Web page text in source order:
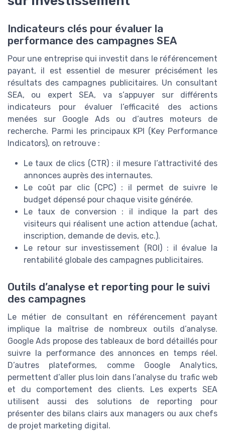
Indicateurs clés pour évaluer la
performance des campagnes SEA
Pour une entreprise qui investit dans le référencement
payant, il est essentiel de mesurer précisément les
résultats des campagnes publicitaires. Un consultant
SEA, ou expert SEA, va s’appuyer sur différents
indicateurs pour évaluer l’efficacité des actions
menées sur Google Ads ou d’autres moteurs de
recherche. Parmi les principaux KPI (Key Performance
Indicators), on retrouve :
Le taux de clics (CTR) : il mesure l’attractivité des
annonces auprès des internautes.
Le coût par clic (CPC) : il permet de suivre le
budget dépensé pour chaque visite générée.
Le taux de conversion : il indique la part des
visiteurs qui réalisent une action attendue (achat,
inscription, demande de devis, etc.).
Le retour sur investissement (ROI) : il évalue la
rentabilité globale des campagnes publicitaires.
Outils d’analyse et reporting pour le suivi
des campagnes
Le métier de consultant en référencement payant
implique la maîtrise de nombreux outils d’analyse.
Google Ads propose des tableaux de bord détaillés pour
suivre la performance des annonces en temps réel.
D’autres plateformes, comme Google Analytics,
permettent d’aller plus loin dans l’analyse du trafic web
et du comportement des clients. Les experts SEA
utilisent aussi des solutions de reporting pour
présenter des bilans clairs aux managers ou aux chefs
de projet marketing digital.